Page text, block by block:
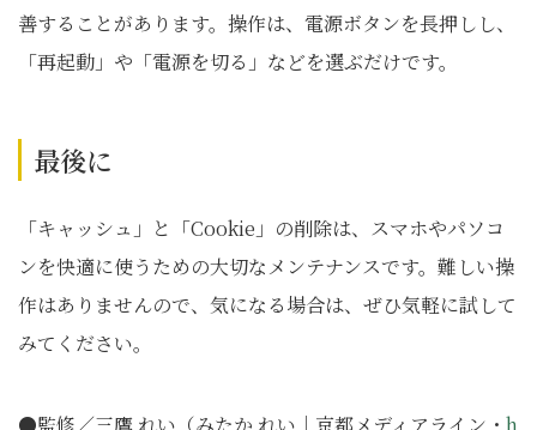
善することがあります。操作は、電源ボタンを長押しし、
「再起動」や「電源を切る」などを選ぶだけです。
最後に
「キャッシュ」と「Cookie」の削除は、スマホやパソコ
ンを快適に使うための大切なメンテナンスです。難しい操
作はありませんので、気になる場合は、ぜひ気軽に試して
みてください。